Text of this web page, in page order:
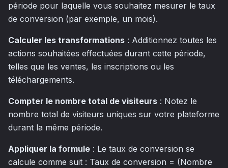
période pour laquelle vous souhaitez mesurer le taux
de conversion (par exemple, un mois).
Calculer les transformations : Additionnez toutes les
actions souhaitées effectuées durant cette période,
telles que les ventes, les inscriptions ou les
téléchargements.
Compter le nombre total de visiteurs : Notez le
nombre total de visiteurs uniques sur votre plateforme
durant la même période.
Appliquer la formule : Le taux de conversion se
calcule comme suit : Taux de conversion = (Nombre